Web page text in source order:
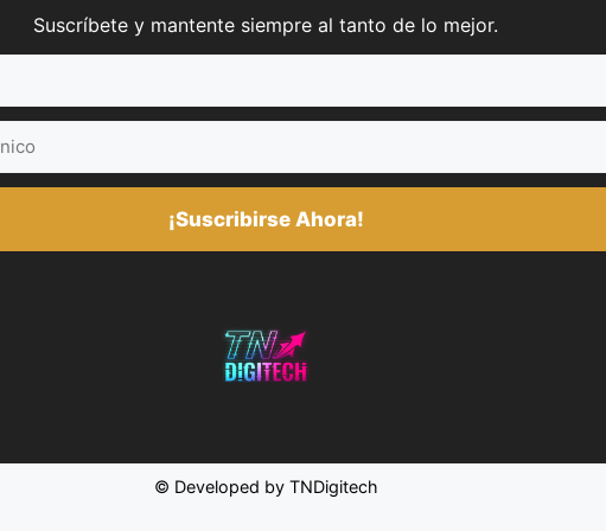
Suscríbete y mantente siempre al tanto de lo mejor.
¡Suscribirse Ahora!